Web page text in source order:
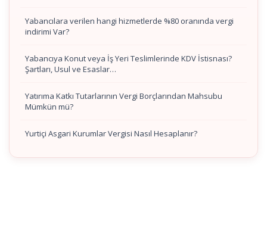
Yabancılara verilen hangi hizmetlerde %80 oranında vergi
indirimi Var?
Yabancıya Konut veya İş Yeri Teslimlerinde KDV İstisnası?
Şartları, Usul ve Esaslar…
Yatırıma Katkı Tutarlarının Vergi Borçlarından Mahsubu
Mümkün mü?
Yurtiçi Asgari Kurumlar Vergisi Nasıl Hesaplanır?